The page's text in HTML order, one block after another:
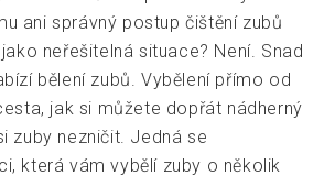
ani správný postup čištění zubů
neřešitelná situace? Není. Snad
bělení zubů. Vybělení přímo od
jak si můžete dopřát nádherný
zuby nezničit. Jedná se
která vám vybělí zuby o několik